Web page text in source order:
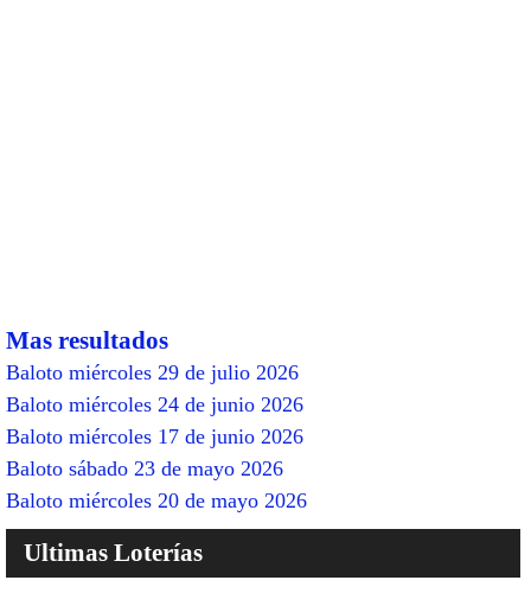
Mas resultados
Baloto miércoles 29 de julio 2026
Baloto miércoles 24 de junio 2026
Baloto miércoles 17 de junio 2026
Baloto sábado 23 de mayo 2026
Baloto miércoles 20 de mayo 2026
Ultimas Loterías